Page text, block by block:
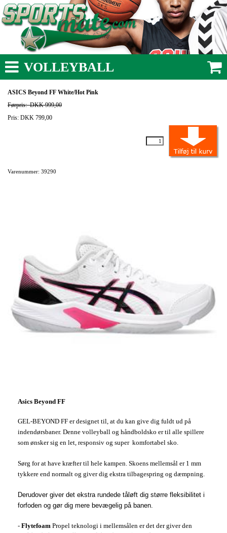
VOLLEYBALL
ASICS Beyond FF White/Hot Pink
Førpris:DKK 999,00
Pris: DKK 799,00
Varenummer: 39290
Asics Beyond FF
GEL-BEYOND FF er designet til, at du kan give dig fuldt ud på
indendørsbaner. Denne volleyball og håndboldsko er til alle spillere
som ønsker sig en let, responsiv og super komfortabel sko.
Sørg for at have kræfter til hele kampen. Skoens mellemsål er 1 mm
tykkere end normalt og giver dig ekstra tilbagespring og dæmpning.
Derudover giver det ekstra rundede tåløft dig større fleksibilitet i
forfoden og gør dig mere bevægelig på banen.
- Flytefoam Propel teknologi i mellemsålen er det der giver den